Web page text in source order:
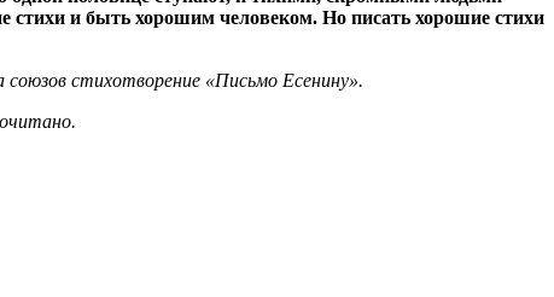
стихи и быть хорошим человеком. Но писать хорошие стихи
союзов стихотворение «Письмо Есенину».